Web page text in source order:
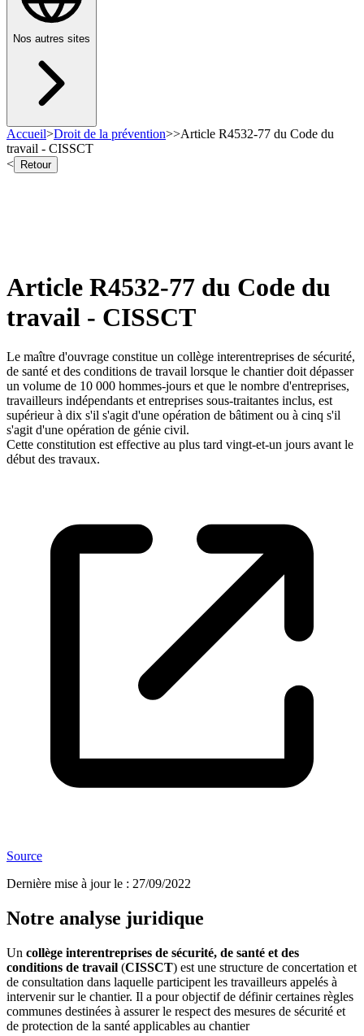
Nos autres sites
Accueil>Droit de la prévention>>Article R4532-77 du Code du
travail - CISSCT
<
Retour
Article R4532-77 du Code du
travail - CISSCT
Le maître d'ouvrage constitue un collège interentreprises de sécurité,
de santé et des conditions de travail lorsque le chantier doit dépasser
un volume de 10 000 hommes-jours et que le nombre d'entreprises,
travailleurs indépendants et entreprises sous-traitantes inclus, est
supérieur à dix s'il s'agit d'une opération de bâtiment ou à cinq s'il
s'agit d'une opération de génie civil.
Cette constitution est effective au plus tard vingt-et-un jours avant le
début des travaux.
Source
Dernière mise à jour le : 27/09/2022
Notre analyse juridique
Un collège interentreprises de sécurité, de santé et des
conditions de travail (CISSCT) est une structure de concertation et
de consultation dans laquelle participent les travailleurs appelés à
intervenir sur le chantier. Il a pour objectif de définir certaines règles
communes destinées à assurer le respect des mesures de sécurité et
de protection de la santé applicables au chantier